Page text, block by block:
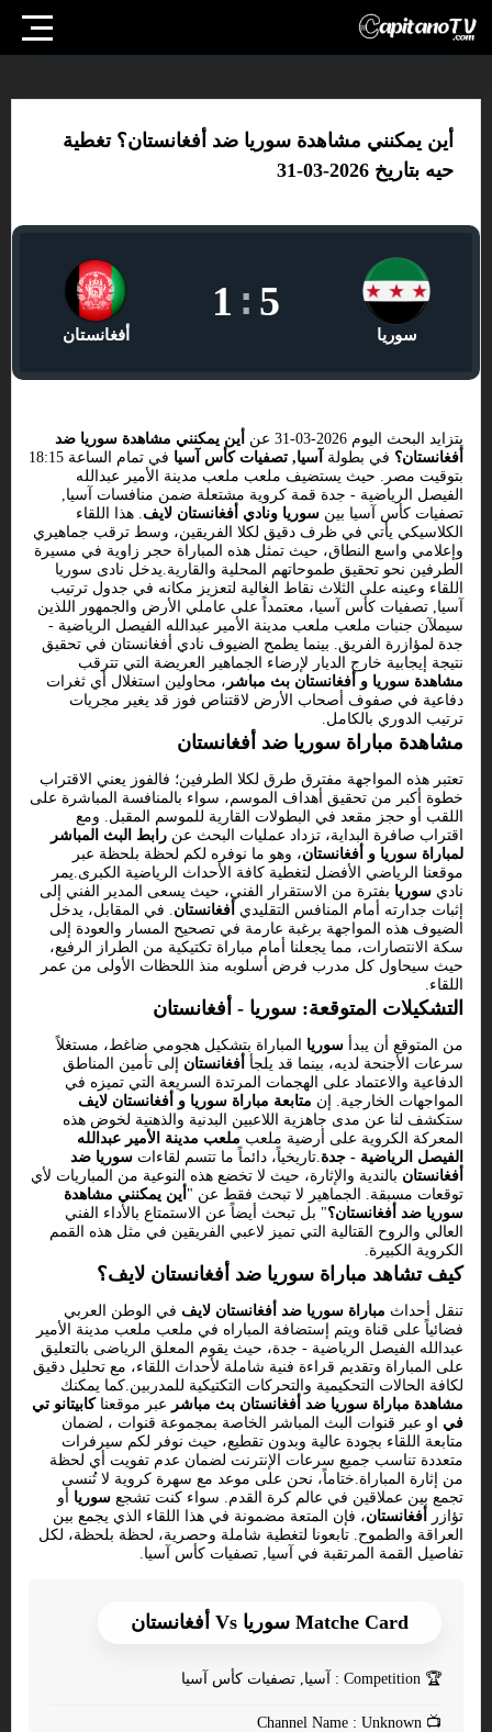
أين يمكنني مشاهدة سوريا ضد أفغانستان؟ تغطية
حيه بتاريخ 2026-03-31
سوريا
5
:
1
أفغانستان
يتزايد البحث اليوم 2026-03-31 عن
أين يمكنني مشاهدة سوريا ضد
أفغانستان؟ في بطولة آسيا, تصفيات كأس آسيا
في تمام الساعة 18:15
بتوقيت مصر. حيث يستضيف ملعب ملعب مدينة الأمير عبدالله
الفيصل الرياضية - جدة قمة كروية مشتعلة ضمن منافسات آسيا,
تصفيات كأس آسيا بين سوريا ونادي أفغانستان لايف. هذا اللقاء
الكلاسيكي يأتي في ظرف دقيق لكلا الفريقين، وسط ترقب جماهيري
وإعلامي واسع النطاق، حيث تمثل هذه المباراة حجر زاوية في مسيرة
الطرفين نحو تحقيق طموحاتهم المحلية والقارية.يدخل نادى سوريا
اللقاء وعينه على الثلاث نقاط الغالية لتعزيز مكانه في جدول ترتيب
آسيا, تصفيات كأس آسيا، معتمداً على عاملي الأرض والجمهور اللذين
سيملآن جنبات ملعب ملعب مدينة الأمير عبدالله الفيصل الرياضية -
جدة لمؤازرة الفريق. بينما يطمح الضيوف نادي أفغانستان في تحقيق
نتيجة إيجابية خارج الديار لإرضاء الجماهير العريضة التي تترقب
مشاهدة سوريا و أفغانستان بث مباشر ، محاولين استغلال أي ثغرات
دفاعية في صفوف أصحاب الأرض لاقتناص فوز قد يغير مجريات
ترتيب الدوري بالكامل.
مشاهدة مباراة سوريا ضد أفغانستان
تعتبر هذه المواجهة مفترق طرق لكلا الطرفين؛ فالفوز يعني الاقتراب
خطوة أكبر من تحقيق أهداف الموسم، سواء بالمنافسة المباشرة على
اللقب أو حجز مقعد في البطولات القارية للموسم المقبل. ومع
اقتراب صافرة البداية، تزداد عمليات البحث عن رابط البث المباشر
لمباراة سوريا و أفغانستان، وهو ما نوفره لكم لحظة بلحظة عبر
موقعنا الرياضي الأفضل لتغطية كافة الأحداث الرياضية الكبرى.يمر
نادي سوريا بفترة من الاستقرار الفني، حيث يسعى المدير الفني إلى
إثبات جدارته أمام المنافس التقليدي أفغانستان. في المقابل، يدخل
الضيوف هذه المواجهة برغبة عارمة في تصحيح المسار والعودة إلى
سكة الانتصارات، مما يجعلنا أمام مباراة تكتيكية من الطراز الرفيع،
حيث سيحاول كل مدرب فرض أسلوبه منذ اللحظات الأولى من عمر
اللقاء.
التشكيلات المتوقعة: سوريا - أفغانستان
من المتوقع أن يبدأ سوريا المباراة بتشكيل هجومي ضاغط، مستغلاً
سرعات الأجنحة لديه، بينما قد يلجأ أفغانستان إلى تأمين المناطق
الدفاعية والاعتماد على الهجمات المرتدة السريعة التي تميزه في
المواجهات الخارجية. إن متابعة مباراة سوريا و أفغانستان لايف
ستكشف لنا عن مدى جاهزية اللاعبين البدنية والذهنية لخوض هذه
المعركة الكروية على أرضية ملعب ملعب مدينة الأمير عبدالله
الفيصل الرياضية - جدة.تاريخياً، دائماً ما تتسم لقاءات سوريا ضد
أفغانستان بالندية والإثارة، حيث لا تخضع هذه النوعية من المباريات لأي
توقعات مسبقة. الجماهير لا تبحث فقط عن " أين يمكنني مشاهدة
سوريا ضد أفغانستان؟" بل تبحث أيضاً عن الاستمتاع بالأداء الفني
العالي والروح القتالية التي تميز لاعبي الفريقين في مثل هذه القمم
الكروية الكبيرة.
كيف تشاهد مباراة سوريا ضد أفغانستان لايف؟
تنقل أحداث مباراة سوريا ضد أفغانستان لايف في الوطن العربي
فضائياً على قناة ويتم إستضافة المباراه في ملعب ملعب مدينة الأمير
عبدالله الفيصل الرياضية - جدة، حيث يقوم المعلق الرياضى بالتعليق
على المباراة وتقديم قراءة فنية شاملة لأحداث اللقاء، مع تحليل دقيق
لكافة الحالات التحكيمية والتحركات التكتيكية للمدربين.كما يمكنك
مشاهدة مباراة سوريا ضد أفغانستان بث مباشر عبر موقعناكابيتانو تي
في او عبر قنوات البث المباشر الخاصة بمجموعة قنوات ، لضمان
متابعة اللقاء بجودة عالية وبدون تقطيع، حيث نوفر لكم سيرفرات
متعددة تناسب جميع سرعات الإنترنت لضمان عدم تفويت أي لحظة
من إثارة المباراة.ختاماً، نحن على موعد مع سهرة كروية لا تُنسى
تجمع بين عملاقين في عالم كرة القدم. سواء كنت تشجع سوريا أو
تؤازر
أفغانستان، فإن المتعة مضمونة في هذا اللقاء الذي يجمع بين
العراقة والطموح. تابعونا لتغطية شاملة وحصرية، لحظة بلحظة، لكل
تفاصيل القمة المرتقبة في آسيا, تصفيات كأس آسيا.
Matche Card سوريا Vs أفغانستان
🏆
📺